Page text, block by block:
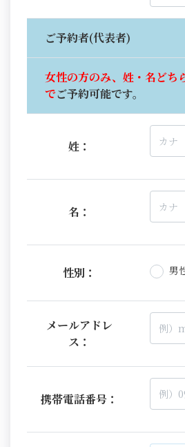
ご予約者(代表者)
女性の方のみ、姓・名どち
でご予約可能です。
姓：
名：
性別： 男
メールアドレ
ス：
携帯電話番号：